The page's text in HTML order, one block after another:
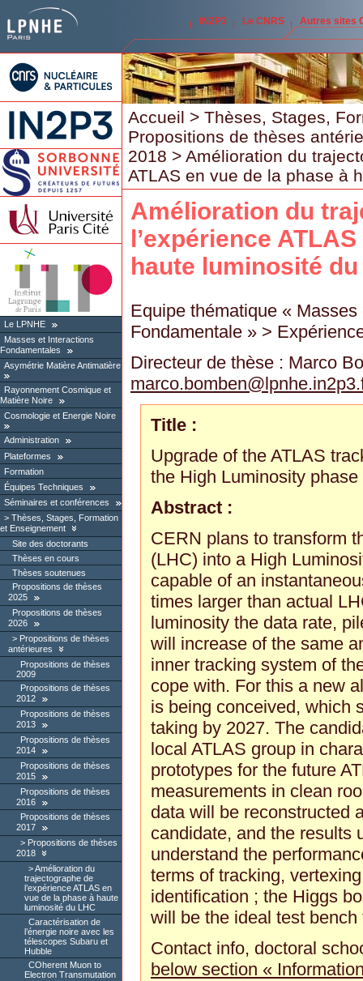
IN2P3 Le CNRS Autres sites
Le LPNHE
Masses et Interactions
Fondamentales
Asymétrie Matière Antimatière
Rayonnement Cosmique et
Matière Noire
Cosmologie et Energie Noire
Administration
Plateformes
Formation
Équipes Techniques
Séminaires et conférences
Thèses, Stages, Formation
et Enseignement
Site des doctorants
Thèses en cours
Thèses soutenues
Propositions de thèses
2025
Propositions de thèses
2026
Propositions de thèses
antérieures
Propositions de thèses
2009
Propositions de thèses
2012
Propositions de thèses
2013
Propositions de thèses
2014
Propositions de thèses
2015
Propositions de thèses
2016
Propositions de thèses
2017
Propositions de thèses
2018
Amélioration du
trajectographe de
l’expérience ATLAS en
vue de la phase à haute
luminosité du LHC
Caractérisation de
l’énergie noire avec les
télescopes Subaru et
Hubble
COherent Muon to
Electron Transmutation
Accueil > Thèses, Stages,
Propositions de thèses
2018 > Amélioration du
ATLAS en vue de la phase à
Amélioration du
l’expérience
haute luminosité du
Equipe thématique «
Fondamentale » >
Directeur de thèse : Marco
marco.bomben@
Title :
Upgrade of the ATLAS
the High Luminosity
Abstract :
CERN plans to transform
(LHC) into a High
capable of an
times larger than actual
luminosity the data rate,
will increase of the same
inner tracking system of
cope with. For this a new
is being conceived, which
taking by 2027. The
local ATLAS group in
prototypes for the future
measurements in clean
data will be reconstructed
candidate, and the results
understand the
terms of tracking,
identification ; the Higgs
will be the ideal test bench
Contact info, doctoral
below section «